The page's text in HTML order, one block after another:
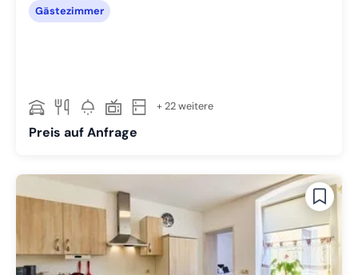
Gästezimmer
+ 22 weitere
Preis auf Anfrage